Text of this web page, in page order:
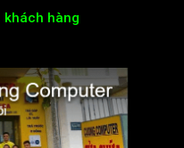
khách hàng